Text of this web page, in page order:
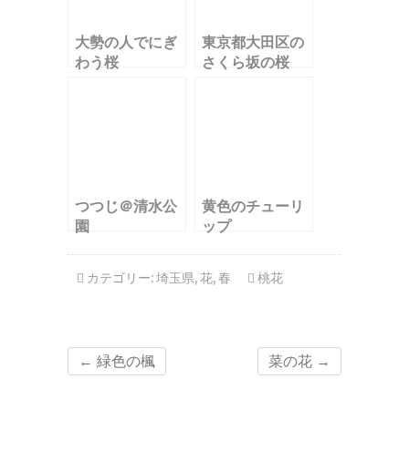
大勢の人でにぎ
わう桜
東京都大田区の
さくら坂の桜
つつじ＠清水公
園
黄色のチューリ
ップ
カテゴリー:埼玉県,花,春 桃花
← 緑色の楓 菜の花 →